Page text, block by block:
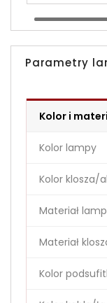
Parametry
Kolor i
Kolor lampy
Kolor klosza/
Materiał
Materiał
Kolor